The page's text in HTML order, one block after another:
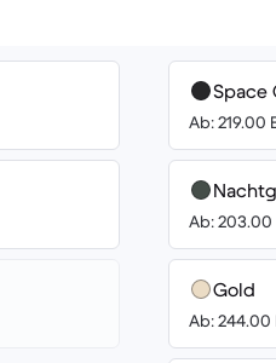
Space
Ab: 219.00
Ab: 203.00
Gold
Ab: 244.00